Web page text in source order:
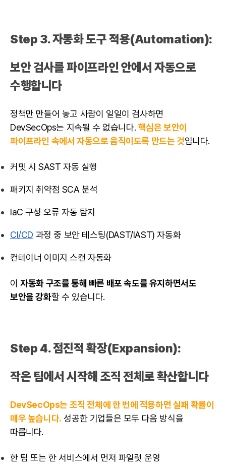
Step 3. 자동화 도구 적용(Automation):
보안 검사를 파이프라인 안에서 자동으로
수행합니다
정책만 만들어 놓고 사람이 일일이 검사하면
DevSecOps는 지속될 수 없습니다. 핵심은 보안이
파이프라인 속에서 자동으로 움직이도록 만드는 것입니다.
커밋 시 SAST 자동 실행
패키지 취약점 SCA 분석
IaC 구성 오류 자동 탐지
CI/CD 과정 중 보안 테스팅(DAST/IAST) 자동화
컨테이너 이미지 스캔 자동화
이자동화 구조를 통해 빠른 배포 속도를 유지하면서도
보안을 강화할 수 있습니다.
Step 4. 점진적 확장(Expansion):
작은 팀에서 시작해 조직 전체로 확산합니다
DevSecOps는 조직 전체에 한 번에 적용하면 실패 확률이
매우 높습니다. 성공한 기업들은 모두 다음 방식을
따릅니다.
한 팀 또는 한 서비스에서 먼저 파일럿 운영